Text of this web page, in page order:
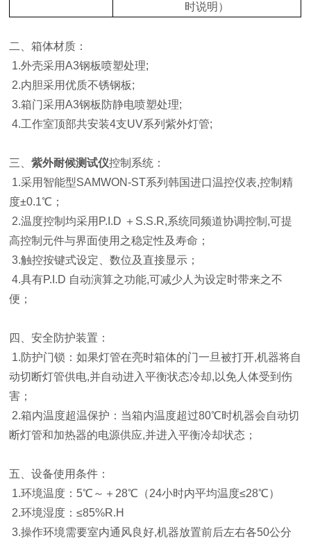
时说明）
二、箱体材质：
1.外壳采用A3钢板喷塑处理;
2.内胆采用优质不锈钢板;
3.箱门采用A3钢板防静电喷塑处理;
4.工作室顶部共安装4支UV系列紫外灯管;
三、紫外耐候测试仪控制系统：
1.采用智能型SAMWON-ST系列韩国进口温控仪表,控制精
度±0.1℃；
2.温度控制均采用P.I.D ＋S.S.R,系统同频道协调控制,可提
高控制元件与界面使用之稳定性及寿命；
3.触控按键式设定、数位及直接显示；
4.具有P.I.D 自动演算之功能,可减少人为设定时带来之不
便；
四、安全防护装置：
1.防护门锁：如果灯管在亮时箱体的门一旦被打开,机器将自
动切断灯管供电,并自动进入平衡状态冷却,以免人体受到伤
害；
2.箱内温度超温保护：当箱内温度超过80℃时机器会自动切
断灯管和加热器的电源供应,并进入平衡冷却状态；
五、设备使用条件：
1.环境温度：5℃～＋28℃（24小时内平均温度≤28℃）
2.环境湿度：≤85%R.H
3.操作环境需要室内通风良好,机器放置前后左右各50公分